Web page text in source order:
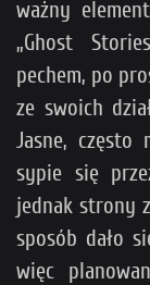
ważny
„Ghost
pechem, po
ze swoich
Jasne, często
sypie się
jednak strony
sposób dało
więc